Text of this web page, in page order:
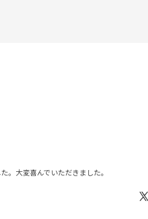
。大変喜んでいただきました。